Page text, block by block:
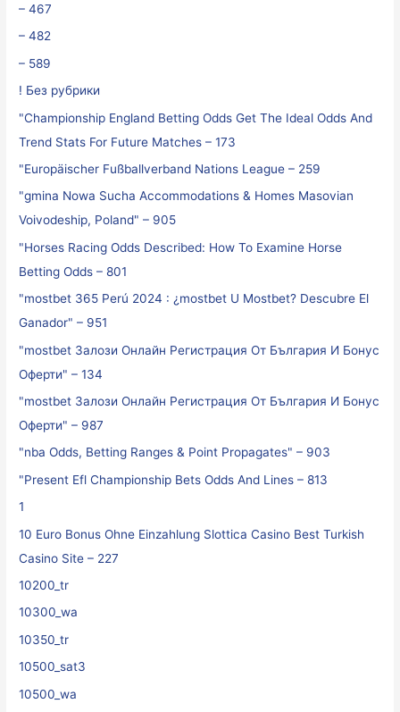
– 467
– 482
– 589
! Без рубрики
"Championship England Betting Odds Get The Ideal Odds And
Trend Stats For Future Matches – 173
"Europäischer Fußballverband Nations League – 259
"gmina Nowa Sucha Accommodations & Homes Masovian
Voivodeship, Poland" – 905
"Horses Racing Odds Described: How To Examine Horse
Betting Odds – 801
"mostbet 365 Perú 2024 ️: ¿mostbet U Mostbet? Descubre El
Ganador" – 951
"mostbet Залози Онлайн Регистрация От България И Бонус
Оферти" – 134
"mostbet Залози Онлайн Регистрация От България И Бонус
Оферти" – 987
"nba Odds, Betting Ranges & Point Propagates" – 903
"Present Efl Championship Bets Odds And Lines – 813
1
10 Euro Bonus Ohne Einzahlung Slottica Casino Best Turkish
Casino Site – 227
10200_tr
10300_wa
10350_tr
10500_sat3
10500_wa